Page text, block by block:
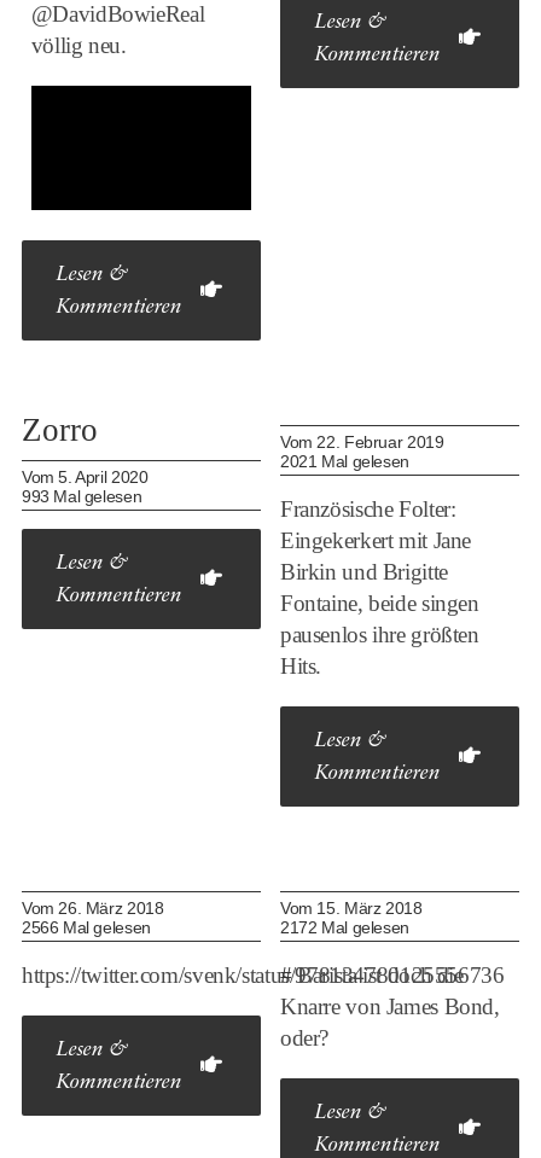
@DavidBowieReal
völlig neu.
Lesen &
Kommentieren
Lesen &
Kommentieren
Zorro
Vom 5. April 2020
993 Mal gelesen
Lesen &
Kommentieren
Vom 22. Februar 2019
2021 Mal gelesen
Französische Folter:
Eingekerkert mit Jane
Birkin und Brigitte
Fontaine, beide singen
pausenlos ihre größten
Hits.
Lesen &
Kommentieren
Vom 26. März 2018
2566 Mal gelesen
https://twitter.com/svenk/status/978134780125556736
Lesen &
Kommentieren
Vom 15. März 2018
2172 Mal gelesen
#Barista ist doch die
Knarre von James Bond,
oder?
Lesen &
Kommentieren